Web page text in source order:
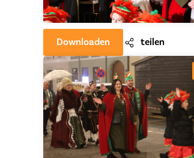
Downloaden teilen